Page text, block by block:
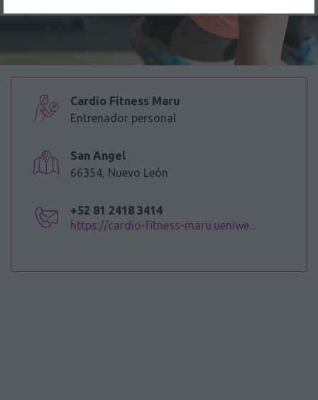
Cardio Fitness Maru
Entrenador personal
San Angel
66354, Nuevo León
+52 81 2418 3414
https://cardio-fitness-maru.ueniwe...